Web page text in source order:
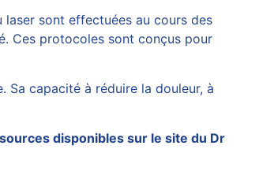
sont effectuées au cours des
Ces protocoles sont conçus pour
capacité à réduire la douleur, à
disponibles sur le site du Dr